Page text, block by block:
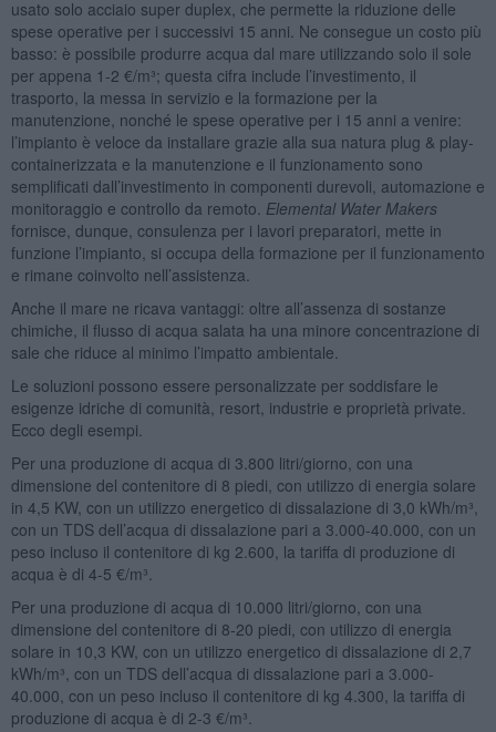
usato solo acciaio super duplex, che permette la riduzione delle
spese operative per i successivi 15 anni. Ne consegue un costo più
basso: è possibile produrre acqua dal mare utilizzando solo il sole
per appena 1-2 €/m³; questa cifra include l’investimento, il
trasporto, la messa in servizio e la formazione per la
manutenzione, nonché le spese operative per i 15 anni a venire:
l’impianto è veloce da installare grazie alla sua natura plug & play-
containerizzata e la manutenzione e il funzionamento sono
semplificati dall’investimento in componenti durevoli, automazione e
monitoraggio e controllo da remoto. Elemental Water Makers
fornisce, dunque, consulenza per i lavori preparatori, mette in
funzione l’impianto, si occupa della formazione per il funzionamento
e rimane coinvolto nell’assistenza.
Anche il mare ne ricava vantaggi: oltre all’assenza di sostanze
chimiche, il flusso di acqua salata ha una minore concentrazione di
sale che riduce al minimo l’impatto ambientale.
Le soluzioni possono essere personalizzate per soddisfare le
esigenze idriche di comunità, resort, industrie e proprietà private.
Ecco degli esempi.
Per una produzione di acqua di 3.800 litri/giorno, con una
dimensione del contenitore di 8 piedi, con utilizzo di energia solare
in 4,5 KW, con un utilizzo energetico di dissalazione di 3,0 kWh/m³,
con un TDS dell’acqua di dissalazione pari a 3.000-40.000, con un
peso incluso il contenitore di kg 2.600, la tariffa di produzione di
acqua è di 4-5 €/m³.
Per una produzione di acqua di 10.000 litri/giorno, con una
dimensione del contenitore di 8-20 piedi, con utilizzo di energia
solare in 10,3 KW, con un utilizzo energetico di dissalazione di 2,7
kWh/m³, con un TDS dell’acqua di dissalazione pari a 3.000-
40.000, con un peso incluso il contenitore di kg 4.300, la tariffa di
produzione di acqua è di 2-3 €/m³.